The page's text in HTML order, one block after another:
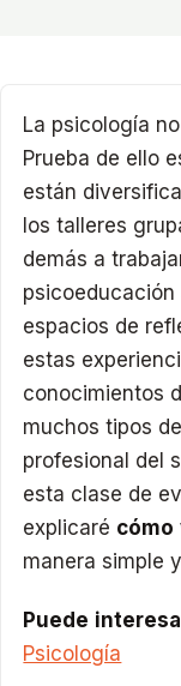
La psicología
Prueba de ello
están
los talleres
demás a
espacios de
estas
conocimientos
muchos tipos
profesional del
esta clase de
explicaré cómo
manera simple
Puede
Psicología